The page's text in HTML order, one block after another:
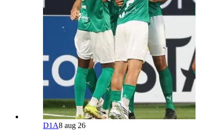
D1A8 aug 26